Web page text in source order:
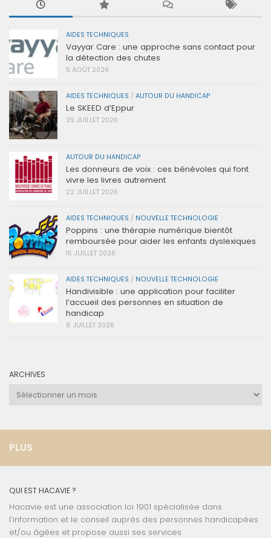
AIDES TECHNIQUES
Vayyar Care : une approche sans contact pour
la détection des chutes
5 AOÛT 2026
AIDES TECHNIQUES / AUTOUR DU HANDICAP
Le SKEED d’Eppur
29 JUILLET 2026
AUTOUR DU HANDICAP
Les donneurs de voix : ces bénévoles qui font
vivre les livres autrement
22 JUILLET 2026
AIDES TECHNIQUES / NOUVELLE TECHNOLOGIE
Poppins : une thérapie numérique bientôt
remboursée pour aider les enfants dyslexiques
15 JUILLET 2026
AIDES TECHNIQUES / NOUVELLE TECHNOLOGIE
Handivisible : une application pour faciliter
l’accueil des personnes en situation de
handicap
8 JUILLET 2026
ARCHIVES
Archives
PLUS
QUI EST HACAVIE ?
Hacavie est une association loi 1901 spécialisée dans
l’information et le conseil auprès des personnes handicapées
et/ou âgées et propose aussi ses services